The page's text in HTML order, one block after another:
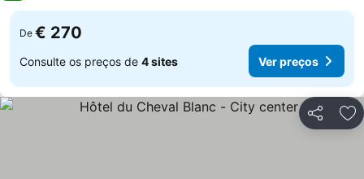
De € 270
Consulte os preços de 4 sites Ver preços
Partilhar